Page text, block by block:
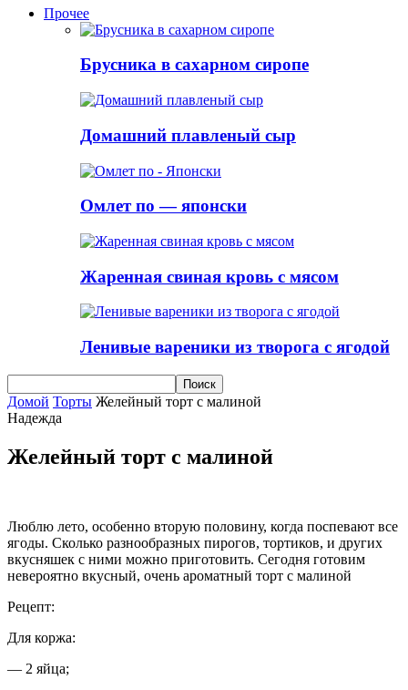
Прочее
Брусника в сахарном сиропе
Домашний плавленый сыр
Омлет по — японски
Жаренная свиная кровь с мясом
Ленивые вареники из творога с ягодой
Домой Торты Желейный торт с малиной
Надежда
Желейный торт с малиной
Люблю лето, особенно вторую половину, когда поспевают все
ягоды. Сколько разнообразных пирогов, тортиков, и других
вкусняшек с ними можно приготовить. Сегодня готовим
невероятно вкусный, очень ароматный торт с малиной
Рецепт:
Для коржа:
— 2 яйца;